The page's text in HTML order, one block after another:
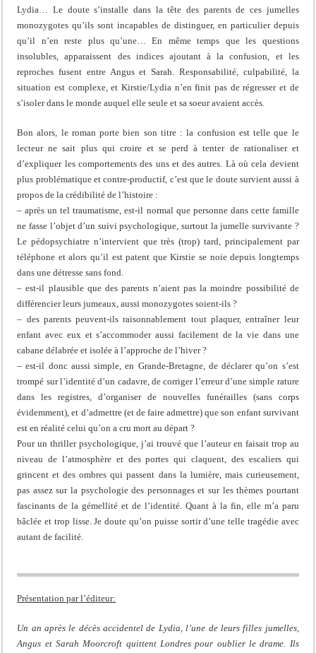
Lydia… Le doute s’installe dans la tête des parents de ces jumelles
monozygotes qu’ils sont incapables de distinguer, en particulier depuis
qu’il n’en reste plus qu’une… En même temps que les questions
insolubles, apparaissent des indices ajoutant à la confusion, et les
reproches fusent entre Angus et Sarah. Responsabilité, culpabilité, la
situation est complexe, et Kirstie/Lydia n’en finit pas de régresser et de
s’isoler dans le monde auquel elle seule et sa soeur avaient accès.
Bon alors, le roman porte bien son titre : la confusion est telle que le
lecteur ne sait plus qui croire et se perd à tenter de rationaliser et
d’expliquer les comportements des uns et des autres. Là où cela devient
plus problématique et contre-productif, c’est que le doute survient aussi à
propos de la crédibilité de l’histoire :
– après un tel traumatisme, est-il normal que personne dans cette famille
ne fasse l’objet d’un suivi psychologique, surtout la jumelle survivante ?
Le pédopsychiatre n’intervient que très (trop) tard, principalement par
téléphone et alors qu’il est patent que Kirstie se noie depuis longtemps
dans une détresse sans fond.
– est-il plausible que des parents n’aient pas la moindre possibilité de
différencier leurs jumeaux, aussi monozygotes soient-ils ?
– des parents peuvent-ils raisonnablement tout plaquer, entraîner leur
enfant avec eux et s’accommoder aussi facilement de la vie dans une
cabane délabrée et isolée à l’approche de l’hiver ?
– est-il donc aussi simple, en Grande-Bretagne, de déclarer qu’on s’est
trompé sur l’identité d’un cadavre, de corriger l’erreur d’une simple rature
dans les registres, d’organiser de nouvelles funérailles (sans corps
évidemment), et d’admettre (et de faire admettre) que son enfant survivant
est en réalité celui qu’on a cru mort au départ ?
Pour un thriller psychologique, j’ai trouvé que l’auteur en faisait trop au
niveau de l’atmosphère et des portes qui claquent, des escaliers qui
grincent et des ombres qui passent dans la lumière, mais curieusement,
pas assez sur la psychologie des personnages et sur les thèmes pourtant
fascinants de la gémellité et de l’identité. Quant à la fin, elle m’a paru
bâclée et trop lisse. Je doute qu’on puisse sortir d’une telle tragédie avec
autant de facilité.
Présentation par l’éditeur:
Un an après le décès accidentel de Lydia, l’une de leurs filles jumelles,
Angus et Sarah Moorcroft quittent Londres pour oublier le drame. Ils